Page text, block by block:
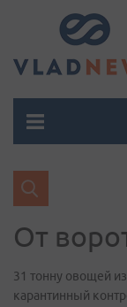
От
31 тонну овощей
карантинный